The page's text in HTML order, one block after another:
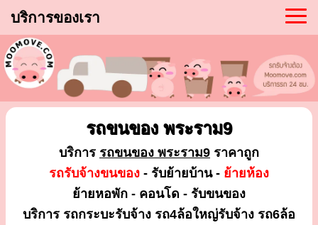
บริการของเรา
รถขนของ พระราม9
บริการ รถขนของ พระราม9 ราคาถูก
รถรับจ้างขนของ - รับย้ายบ้าน - ย้ายห้อง
ย้ายหอพัก - คอนโด - รับขนของ
บริการ รถกระบะรับจ้าง รถ4ล้อใหญ่รับจ้าง รถ6ล้อ